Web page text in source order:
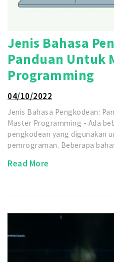
Jenis Bahasa
Panduan Untuk
Programming
04/10/2022
Jenis Bahasa Pengkodean:
Master Programming - Ada
pengkodean yang digunakan
pemrograman. Beberapa
Read More